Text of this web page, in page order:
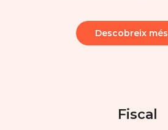
Descobreix més
Fiscal